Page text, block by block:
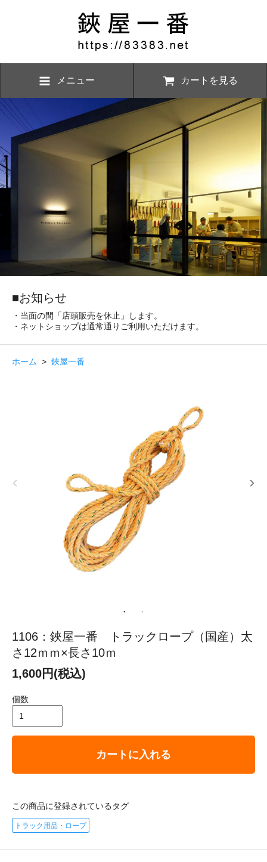
メニュー カートを見る
■お知らせ
・当面の間「店頭販売を休止」します。
・ネットショップは通常通りご利用いただけます。
ホーム > 鋏屋一番
1106：鋏屋一番 トラックロープ（国産）太
さ12ｍｍ×長さ10ｍ
1,600円(税込)
個数
カートに入れる
この商品に登録されているタグ
トラック用品・ロープ